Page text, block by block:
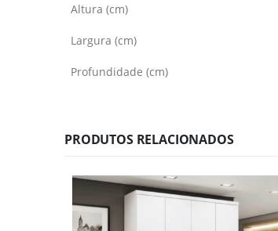
Altura (cm)
Largura (cm)
Profundidade (cm)
PRODUTOS RELACIONADOS